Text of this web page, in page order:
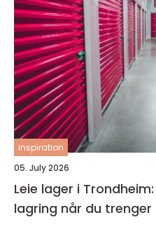
inspiration
05. July 2026
Leie lager i
lagring når du trenger